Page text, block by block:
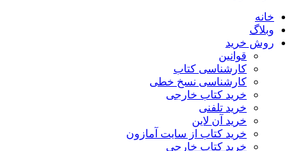
خانه
وبلاگ
روش خرید
قوانین
کارشناسی کتاب
کارشناسی نسخ خطی
خرید کتاب خارجی
خرید تلفنی
خرید آن لاین
خرید کتاب از سایت آمازون
خرید کتاب خارجی